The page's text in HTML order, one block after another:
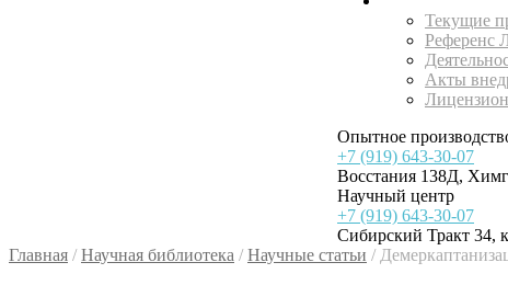
Текущие
Референс
Акты
Опытное
+7 (919) 643-30-07
Восстания 138Д,
Научный центр
+7 (919) 643-30-07
Сибирский Тракт 34,
Главная / Научная библиотека / Научные статьи /